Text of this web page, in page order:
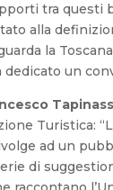
tra questi
alla
la
dedicato un
Turistica:
ad un
di